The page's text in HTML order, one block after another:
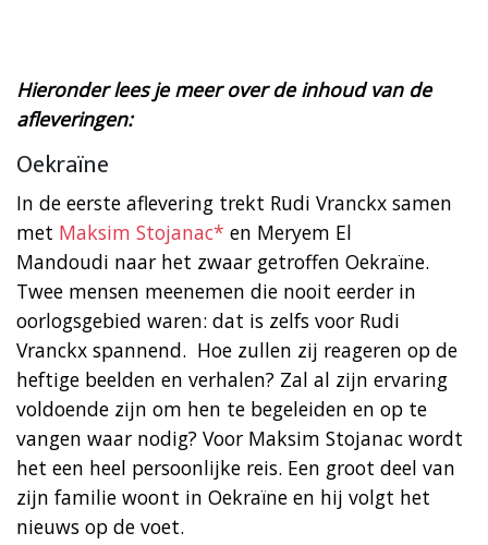
Hieronder lees je meer over de inhoud van de
afleveringen:
Oekraïne
In de eerste aflevering trekt Rudi Vranckx samen
met Maksim Stojanac* en Meryem El
Mandoudi naar het zwaar getroffen Oekraïne.
Twee mensen meenemen die nooit eerder in
oorlogsgebied waren: dat is zelfs voor Rudi
Vranckx spannend. ​ Hoe zullen zij reageren op de
heftige beelden en verhalen? Zal al zijn ervaring
voldoende zijn om hen te begeleiden en op te
vangen waar nodig? Voor Maksim Stojanac wordt
het een heel persoonlijke reis. Een groot deel van
zijn familie woont in Oekraïne en hij volgt het
nieuws op de voet.